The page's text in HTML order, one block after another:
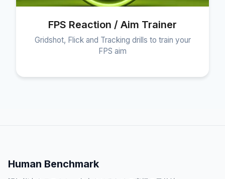
FPS Reaction / Aim Trainer
Gridshot, Flick and Tracking drills to train your
FPS aim
Human Benchmark